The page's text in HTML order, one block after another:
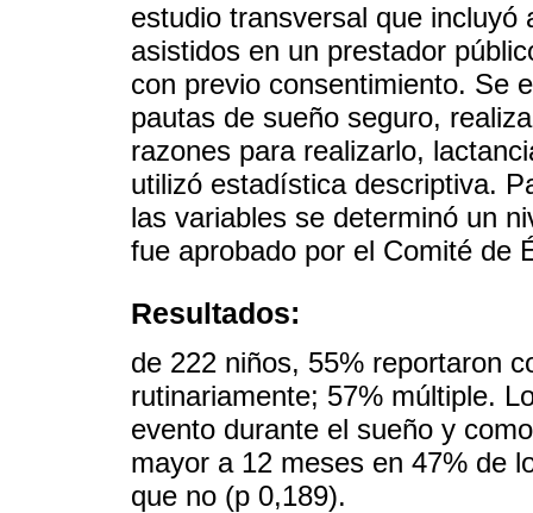
estudio transversal que
asistidos en un prestador
con previo consentimiento. Se
pautas de sueño seguro,
razones para realizarlo,
utilizó estadística descriptiva.
las variables se determinó un
fue aprobado por el Comité de
Resultados:
de 222 niños, 55% reportaron
rutinariamente; 57% múltiple.
evento durante el sueño y
mayor a 12 meses en 47% de
que no (p 0,189).